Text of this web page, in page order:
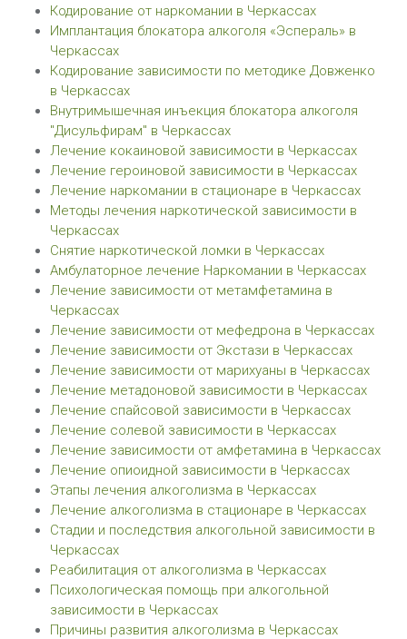
Кодирование от наркомании в Черкассах
Имплантация блокатора алкоголя «Эспераль» в
Черкассах
Кодирование зависимости по методике Довженко
в Черкассах
Внутримышечная инъекция блокатора алкоголя
"Дисульфирам" в Черкассах
Лечение кокаиновой зависимости в Черкассах
Лечение героиновой зависимости в Черкассах
Лечение наркомании в стационаре в Черкассах
Методы лечения наркотической зависимости в
Черкассах
Снятие наркотической ломки в Черкассах
Амбулаторное лечение Наркомании в Черкассах
Лечение зависимости от метамфетамина в
Черкассах
Лечение зависимости от мефедрона в Черкассах
Лечение зависимости от Экстази в Черкассах
Лечение зависимости от марихуаны в Черкассах
Лечение метадоновой зависимости в Черкассах
Лечение спайсовой зависимости в Черкассах
Лечение солевой зависимости в Черкассах
Лечение зависимости от амфетамина в Черкассах
Лечение опиоидной зависимости в Черкассах
Этапы лечения алкоголизма в Черкассах
Лечение алкоголизма в стационаре в Черкассах
Стадии и последствия алкогольной зависимости в
Черкассах
Реабилитация от алкоголизма в Черкассах
Психологическая помощь при алкогольной
зависимости в Черкассах
Причины развития алкоголизма в Черкассах